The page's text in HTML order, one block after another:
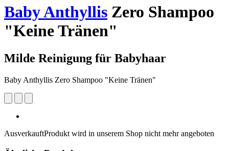
Baby Anthyllis Zero Shampoo
"Keine Tränen"
Milde Reinigung für Babyhaar
Baby Anthyllis Zero Shampoo "Keine Tränen"
AusverkauftProdukt wird in unserem Shop nicht mehr angeboten